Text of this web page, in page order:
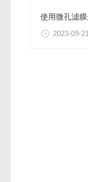
2023-09-21